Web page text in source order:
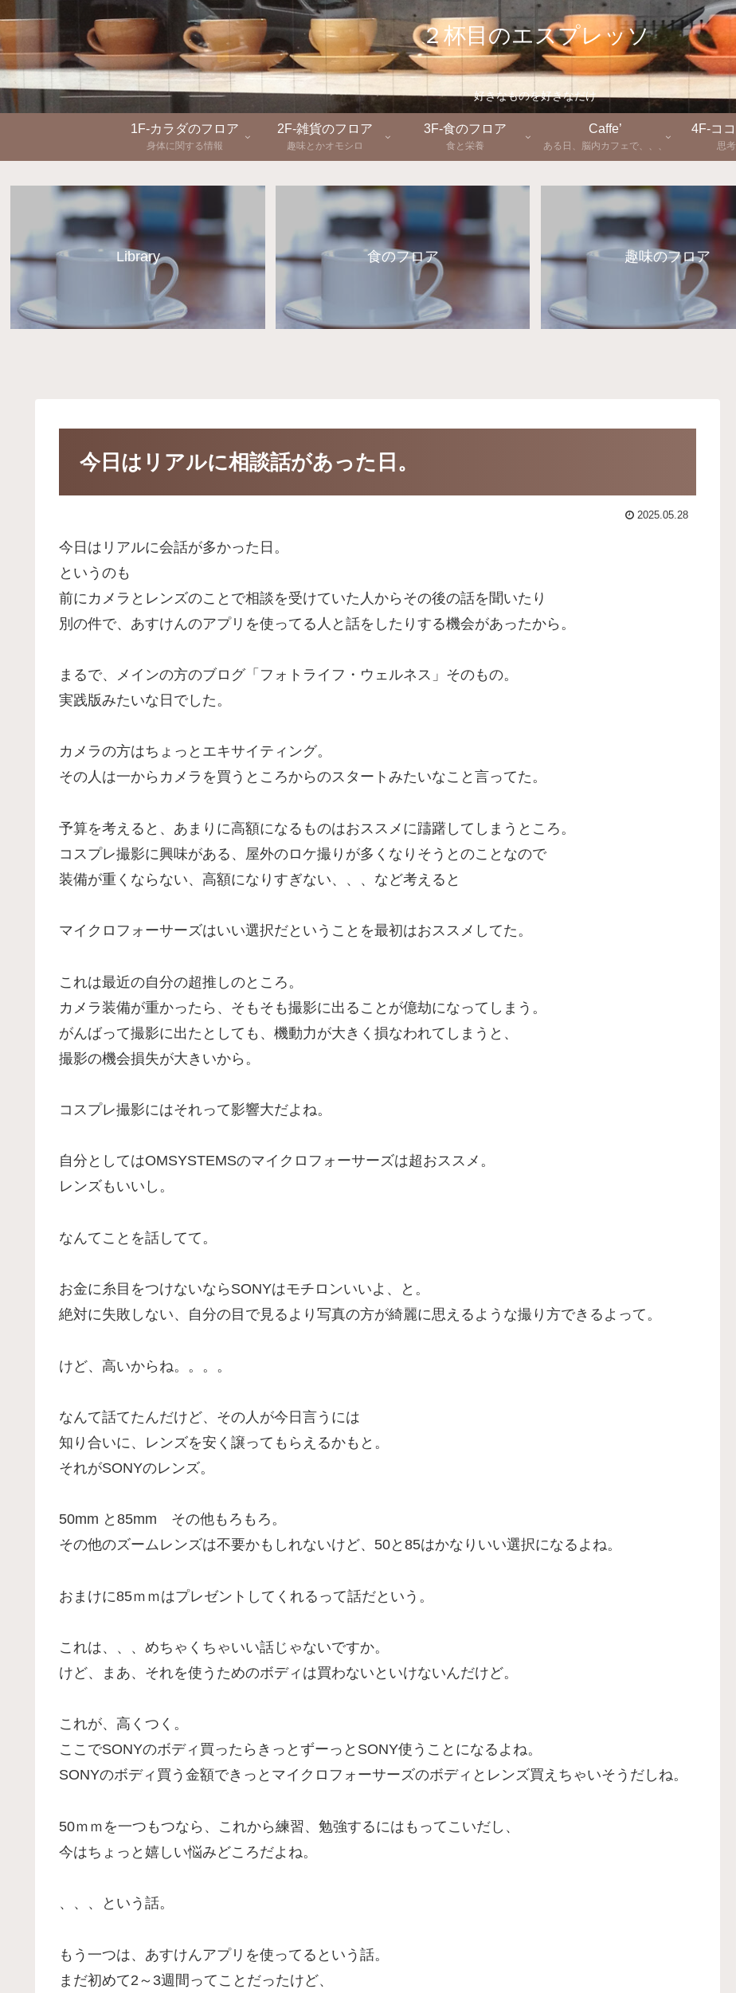
２杯目のエスプレッソ
好きなものを好きなだけ
1F-カラダのフロア
身体に関する情報
2F-雑貨のフロア
趣味とかオモシロ
3F-食のフロア
食と栄養
Caffe’
ある日、脳内カフェで、、、
4F-コ
思
Library 食のフロア 趣味のフロア
今日はリアルに相談話があった日。
2025.05.28
今日はリアルに会話が多かった日。
というのも
前にカメラとレンズのことで相談を受けていた人からその後の話を聞いたり
別の件で、あすけんのアプリを使ってる人と話をしたりする機会があったから。
まるで、メインの方のブログ「フォトライフ・ウェルネス」そのもの。
実践版みたいな日でした。
カメラの方はちょっとエキサイティング。
その人は一からカメラを買うところからのスタートみたいなこと言ってた。
予算を考えると、あまりに高額になるものはおススメに躊躇してしまうところ。
コスプレ撮影に興味がある、屋外のロケ撮りが多くなりそうとのことなので
装備が重くならない、高額になりすぎない、、、など考えると
マイクロフォーサーズはいい選択だということを最初はおススメしてた。
これは最近の自分の超推しのところ。
カメラ装備が重かったら、そもそも撮影に出ることが億劫になってしまう。
がんばって撮影に出たとしても、機動力が大きく損なわれてしまうと、
撮影の機会損失が大きいから。
コスプレ撮影にはそれって影響大だよね。
自分としてはOMSYSTEMSのマイクロフォーサーズは超おススメ。
レンズもいいし。
なんてことを話してて。
お金に糸目をつけないならSONYはモチロンいいよ、と。
絶対に失敗しない、自分の目で見るより写真の方が綺麗に思えるような撮り方できるよって。
けど、高いからね。。。。
なんて話てたんだけど、その人が今日言うには
知り合いに、レンズを安く譲ってもらえるかもと。
それがSONYのレンズ。
50mm と85mm その他もろもろ。
その他のズームレンズは不要かもしれないけど、50と85はかなりいい選択になるよね。
おまけに85ｍｍはプレゼントしてくれるって話だという。
これは、、、めちゃくちゃいい話じゃないですか。
けど、まあ、それを使うためのボディは買わないといけないんだけど。
これが、高くつく。
ここでSONYのボディ買ったらきっとずーっとSONY使うことになるよね。
SONYのボディ買う金額できっとマイクロフォーサーズのボディとレンズ買えちゃいそうだしね。
50ｍｍを一つもつなら、これから練習、勉強するにはもってこいだし、
今はちょっと嬉しい悩みどころだよね。
、、、という話。
もう一つは、あすけんアプリを使ってるという話。
まだ初めて2～3週間ってことだったけど、